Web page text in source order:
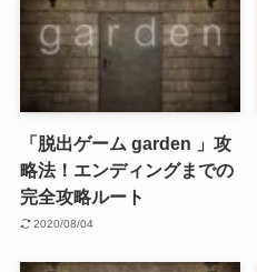
「脱出ゲーム garden 」攻
略法！エンディングまでの
完全攻略ルート
2020/08/04